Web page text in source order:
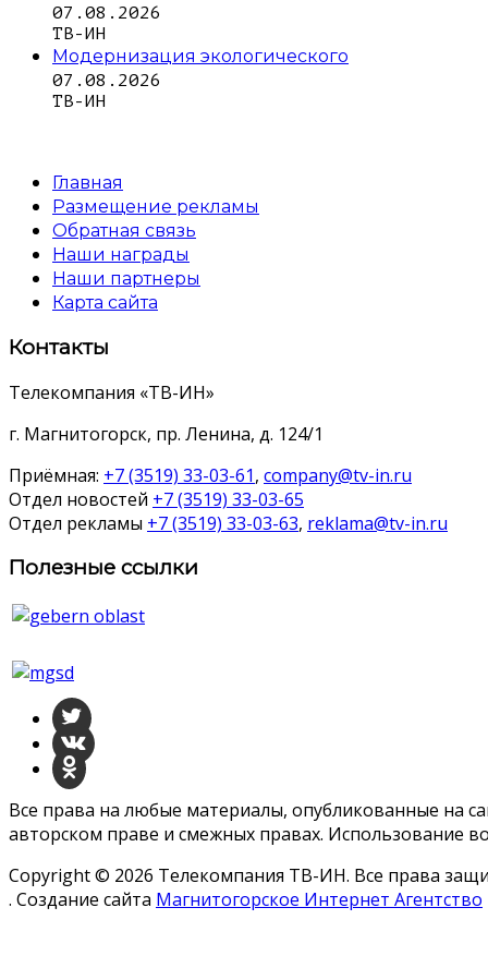
07.08.2026
ТВ-ИН
Модернизация экологического
07.08.2026
ТВ-ИН
Главная
Размещение рекламы
Обратная связь
Наши награды
Наши партнеры
Карта сайта
Контакты
Телекомпания «ТВ-ИН»
г. Магнитогорск, пр. Ленина, д. 124/1
Приёмная: +7 (3519) 33-03-61, company@tv-in.ru
Отдел новостей +7 (3519) 33-03-65
Отдел рекламы +7 (3519) 33-03-63, reklama@tv-in.ru
Полезные ссылки
Все права на любые материалы, опубликованные на
авторском праве и смежных правах. Использование
Copyright © 2026 Телекомпания ТВ-ИН. Все права
. Создание сайта Магнитогорское Интернет Агентство